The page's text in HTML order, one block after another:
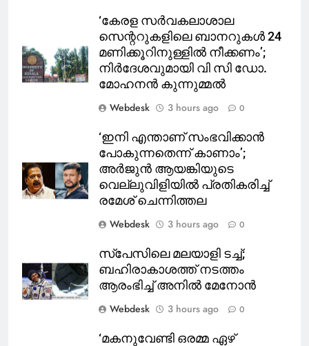
‘കേരള സര്‍വകലാശാല
സെന്ററുകളിലെ ബാനറുകള്‍ 24
മണിക്കൂറിനുള്ളില്‍ നീക്കണം’;
നിര്‍ദേശവുമായി വി സി ഡോ.
മോഹനന്‍ കുന്നുമ്മല്‍
Webdesk
3 hours ago 0
‘ഇനി എന്താണ് സംഭവിക്കാന്‍
പോകുന്നതെന്ന് കാണാം’;
അര്‍ജുന്‍ ആയങ്കിയുടെ
വെല്ലുവിളിയില്‍ പ്രതികരിച്ച്
രമേശ് ചെന്നിത്തല
Webdesk
3 hours ago 0
സ്‌പേസിലെ മലയാളി ടച്ച്;
ബഹിരാകാശത്ത് നടത്തം
ആരംഭിച്ച് അനില്‍ മേനോന്‍
Webdesk
3 hours ago 0
‘മകനുവേണ്ടി ഒരമ്മ ഏഴ്